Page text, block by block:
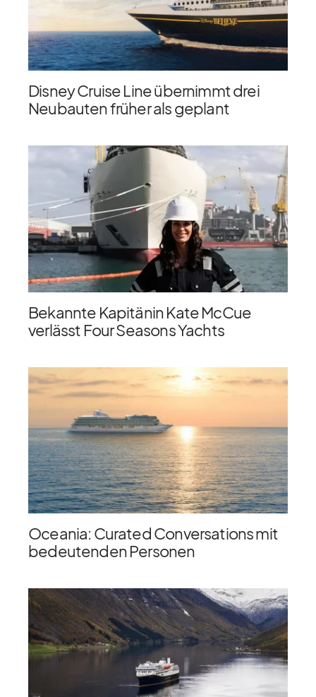
Disney Cruise Line übernimmt drei
Neubauten früher als geplant
Bekannte Kapitänin Kate McCue
verlässt Four Seasons Yachts
Oceania: Curated Conversations mit
bedeutenden Personen